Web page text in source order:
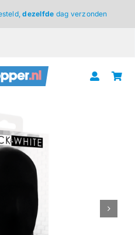
dezelfde dag verzonden